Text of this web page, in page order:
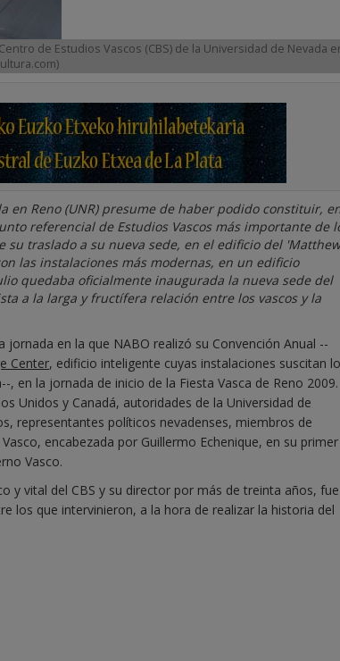
de Estudios Vascos (CBS) de la Universidad de Nevada
en Reno (UNR) presume de haber podido constituir,
referencial de Estudios Vascos más importante de
traslado a su nueva sede, en el edificio del
las instalaciones más modernas, en un edificio
quedaba oficialmente inaugurada la nueva sede del
a la larga y fructífera relación entre los vascos y la
en la que NABO realizó su Convención Anual --
Center, edificio inteligente cuyas instalaciones suscitan
en la jornada de inicio de la Fiesta Vasca de Reno 2009.
Unidos y Canadá, autoridades de la Universidad de
representantes políticos nevadenses, miembros de
encabezada por Guillermo Echenique, en su primer
Vasco.
y vital del CBS y su director por más de treinta años, fue
los que intervinieron, a la hora de realizar la historia del